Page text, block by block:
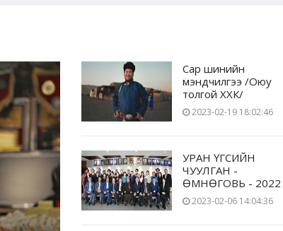
Сар шинийн
мэндчилгээ /Оюу
толгой ХХК/
2023-02-19 18:02:46
УРАН ҮГСИЙН
ЧУУЛГАН -
ӨМНӨГОВЬ - 2022
2023-02-06 14:04:36